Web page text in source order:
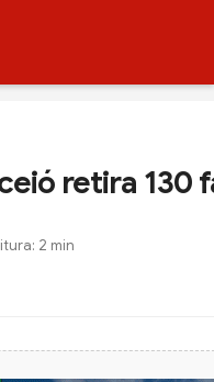
retira 130
2 min